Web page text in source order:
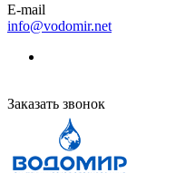
E-mail
info@vodomir.net
Заказать звонок